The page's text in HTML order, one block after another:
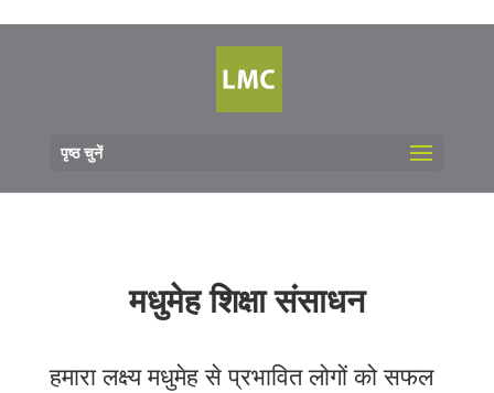
पृष्ठ चुनें
मधुमेह शिक्षा संसाधन
हमारा लक्ष्य मधुमेह से प्रभावित लोगों को सफल